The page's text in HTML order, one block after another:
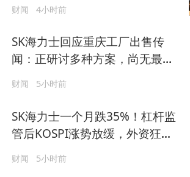
财闻 4小时前
SK海力士回应重庆工厂出售传
闻：正研讨多种方案，尚无最终
定论
财闻 5小时前
SK海力士一个月跌35%！杠杆监
管后KOSPI涨势放缓，外资狂买
KOSDAQ
财闻 5小时前